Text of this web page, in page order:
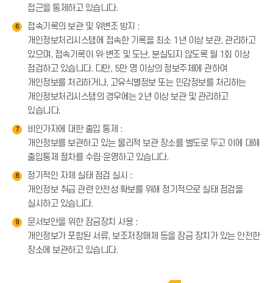
접근을 통제하고 있습니다.
6
접속기록의 보관 및 위변조 방지 :
개인정보처리시스템에 접속한 기록을 최소 1년 이상 보관, 관리하고
있으며, 접속기록이 위·변조 및 도난, 분실되지 않도록 월 1회 이상
점검하고 있습니다. 다만, 5만 명 이상의 정보주체에 관하여
개인정보를 처리하거나, 고유식별정보 또는 민감정보를 처리하는
개인정보처리시스템의 경우에는 2년 이상 보관 및 관리하고
있습니다.
7
비인가자에 대한 출입 통제 :
개인정보를 보관하고 있는 물리적 보관 장소를 별도로 두고 이에 대해
출입통제 절차를 수립·운영하고 있습니다.
8
정기적인 자체 실태 점검 실시 :
개인정보 취급 관련 안전성 확보를 위해 정기적으로 실태 점검을
실시하고 있습니다.
9
문서보안을 위한 잠금장치 사용 :
개인정보가 포함된 서류, 보조저장매체 등을 잠금 장치가 있는 안전한
장소에 보관하고 있습니다.